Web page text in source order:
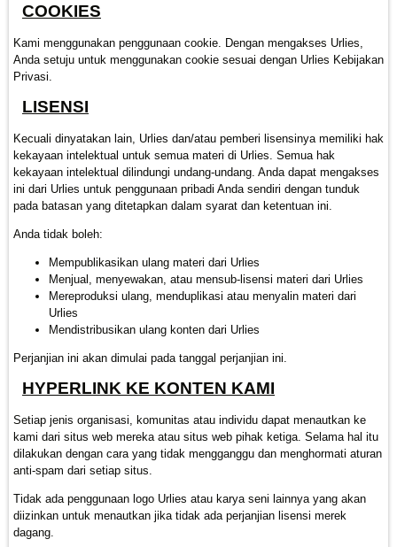
COOKIES
Kami menggunakan penggunaan cookie. Dengan mengakses Urlies,
Anda setuju untuk menggunakan cookie sesuai dengan Urlies Kebijakan
Privasi.
LISENSI
Kecuali dinyatakan lain, Urlies dan/atau pemberi lisensinya memiliki hak
kekayaan intelektual untuk semua materi di Urlies. Semua hak
kekayaan intelektual dilindungi undang-undang. Anda dapat mengakses
ini dari Urlies untuk penggunaan pribadi Anda sendiri dengan tunduk
pada batasan yang ditetapkan dalam syarat dan ketentuan ini.
Anda tidak boleh:
Mempublikasikan ulang materi dari Urlies
Menjual, menyewakan, atau mensub-lisensi materi dari Urlies
Mereproduksi ulang, menduplikasi atau menyalin materi dari
Urlies
Mendistribusikan ulang konten dari Urlies
Perjanjian ini akan dimulai pada tanggal perjanjian ini.
HYPERLINK KE KONTEN KAMI
Setiap jenis organisasi, komunitas atau individu dapat menautkan ke
kami dari situs web mereka atau situs web pihak ketiga. Selama hal itu
dilakukan dengan cara yang tidak mengganggu dan menghormati aturan
anti-spam dari setiap situs.
Tidak ada penggunaan logo Urlies atau karya seni lainnya yang akan
diizinkan untuk menautkan jika tidak ada perjanjian lisensi merek
dagang.